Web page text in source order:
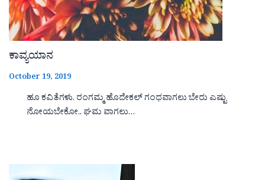
ಕಾವ್ಯಯಾನ
October 19, 2019
ಹೂ ಕವಿತೆಗಳು. ರಂಗಮ್ಮ ಹೊದೇಕಲ್ ಗಂಧವಾಗಲು ಬೇರು ಎಷ್ಟು
ನೋಯಬೇಕೋ.. ಘಮ ವಾಗಲು…